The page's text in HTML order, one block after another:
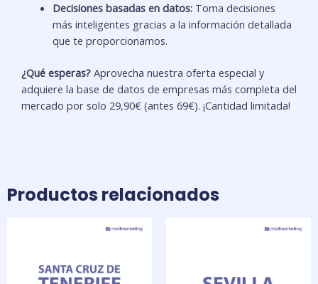
Decisiones basadas en datos:Toma decisiones
más inteligentes gracias a la información detallada
que te proporcionamos.
¿Qué esperas? Aprovecha nuestra oferta especial y
adquiere la base de datos de empresas más completa del
mercado por solo 29,90€ (antes 69€). ¡Cantidad limitada!
Productos relacionados
69,00 €.29,90 €.